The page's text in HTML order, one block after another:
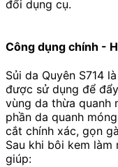
đổi dụng cụ.
Công dụng chính -
Sủi da Quyên S714
được sử dụng để
vùng da thừa quanh
phần da quanh
cắt chính xác, gọn
Sau khi bôi kem làm
giúp: